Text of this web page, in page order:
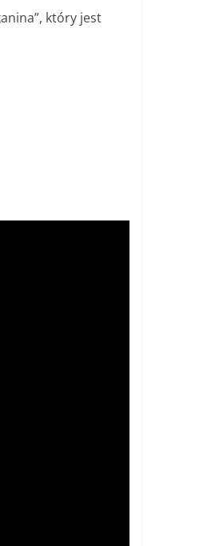
który jest